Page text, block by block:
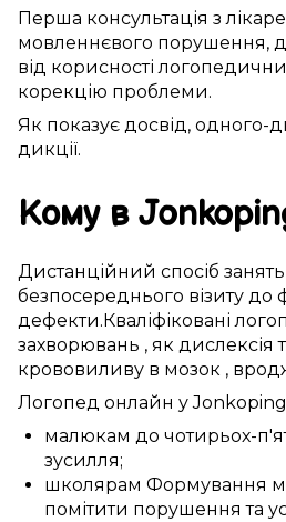
Перша консультація з
мовленнєвого порушення,
від корисності
корекцію проблеми.
Як показує досвід, одного-
дикції.
Кому в
Дистанційний спосіб
безпосереднього візиту до
дефекти.Кваліфіковані
захворювань , як дислексія
крововиливу в мозок ,
Логопед онлайн у
малюкам до чотирьох-
зусилля;
школярам Формування
помітити порушення та